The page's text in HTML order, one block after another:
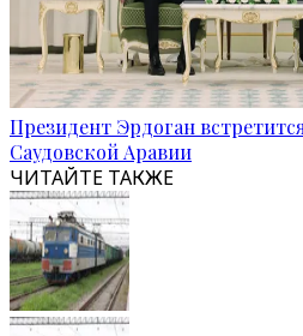
Президент Эрдоган
Саудовской Аравии
ЧИТАЙТЕ ТАКЖЕ